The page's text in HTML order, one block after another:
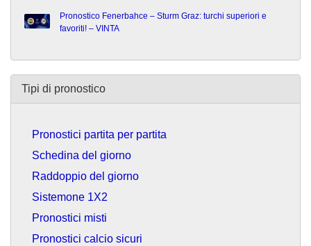
Pronostico Fenerbahce – Sturm Graz: turchi superiori e
favoriti! – VINTA
Tipi di pronostico
Pronostici partita per partita
Schedina del giorno
Raddoppio del giorno
Sistemone 1X2
Pronostici misti
Pronostici calcio sicuri